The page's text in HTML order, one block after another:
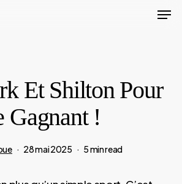
Et Shilton Pour
Gagnant !
28 mai 2025 5 min read